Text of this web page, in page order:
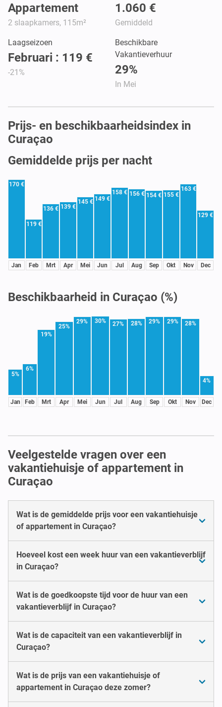
Appartement
2 slaapkamers, 115m²
1.060 €
Gemiddeld
Laagseizoen
Februari : 119 €
-21%
Beschikbare
Vakantieverhuur
29%
In Mei
Prijs- en beschikbaarheidsindex in
Curaçao
Gemiddelde prijs per nacht
170 €
Jan
119 €
Feb
136 €
Mrt
139 €
Apr
145 €
Mei
149 €
Jun
158 €
Jul
156 €
Aug
154 €
Sep
155 €
Okt
163 €
Nov
129 €
Dec
Beschikbaarheid in Curaçao (%)
5%
Jan
6%
Feb
19%
Mrt
25%
Apr
29%
Mei
30%
Jun
27%
Jul
28%
Aug
29%
Sep
29%
Okt
28%
Nov
4%
Dec
Veelgestelde vragen over een
vakantiehuisje of appartement in
Curaçao
Wat is de gemiddelde prijs voor een vakantiehuisje
of appartement in Curaçao?
Hoeveel kost een week huur van een vakantieverblijf
in Curaçao?
Wat is de goedkoopste tijd voor de huur van een
vakantieverblijf in Curaçao?
Wat is de capaciteit van een vakantieverblijf in
Curaçao?
Wat is de prijs van een vakantiehuisje of
appartement in Curaçao deze zomer?